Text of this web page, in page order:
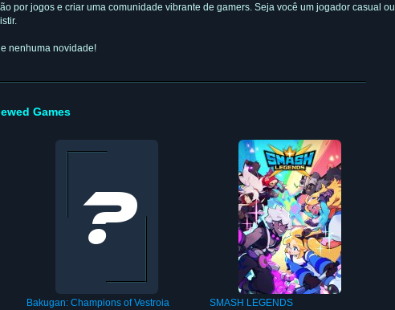
por jogos e criar uma comunidade vibrante de gamers. Seja você um jogador casual ou
nenhuma novidade!
Games
Bakugan: Champions of Vestroia SMASH LEGENDS